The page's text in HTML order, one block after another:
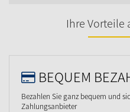
Ihre Vorteile
BEQUEM
Bezahlen Sie ganz bequem und
Zahlungsanbieter